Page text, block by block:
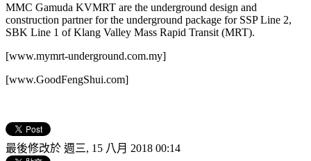
MMC Gamuda KVMRT are the underground design and
construction partner for the underground package for SSP Line 2,
SBK Line 1 of Klang Valley Mass Rapid Transit (MRT).
[www.mymrt-underground.com.my]
[www.GoodFengShui.com]
最後修改於 週三, 15 八月 2018 00:14